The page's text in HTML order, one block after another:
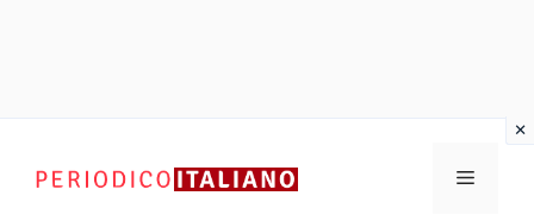
contenuto
Menu